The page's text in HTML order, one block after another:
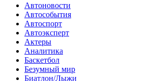
Автоновости
Автособытия
Автоспорт
Автоэксперт
Актеры
Аналитика
Баскетбол
Безумный мир
Биатлон/Лыжи